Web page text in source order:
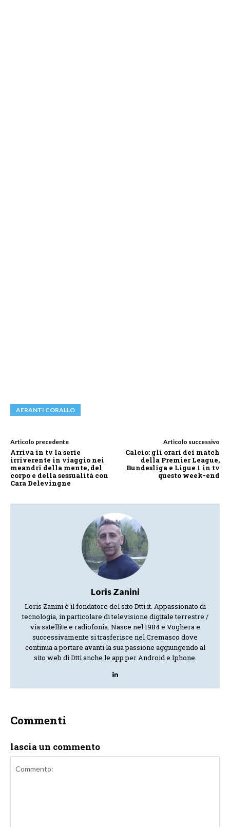
AERANTI CORALLO
Articolo precedente
Arriva in tv la serie
irriverente in viaggio nei
meandri della mente, del
corpo e della sessualità con
Cara Delevingne
Articolo successivo
Calcio: gli orari dei match
della Premier League,
Bundesliga e Ligue 1 in tv
questo week-end
Loris Zanini
Loris Zanini è il fondatore del sito Dtti.it. Appassionato di
tecnologia, in particolare di televisione digitale terrestre /
via satellite e radiofonia. Nasce nel 1984 e Voghera e
successivamente si trasferisce nel Cremasco dove
continua a portare avanti la sua passione aggiungendo al
sito web di Dtti anche le app per Android e Iphone.
Commenti
lascia un commento